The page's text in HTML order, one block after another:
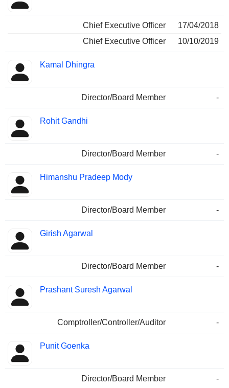
Chief Executive Officer
17/04/2018
Chief Executive Officer
10/10/2019
Kamal Dhingra
Director/Board Member -
Rohit Gandhi
Director/Board Member -
Himanshu Pradeep Mody
Director/Board Member -
Girish Agarwal
Director/Board Member -
Prashant Suresh Agarwal
Comptroller/Controller/Auditor -
Punit Goenka
Director/Board Member -